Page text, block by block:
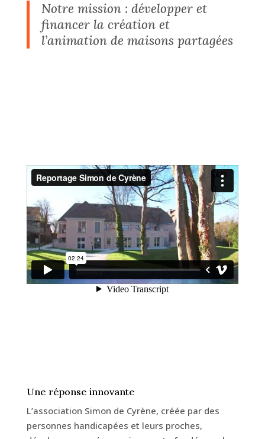
Notre mission : développer et
financer la création et
l’animation de maisons partagées
Une réponse innovante
L’association Simon de Cyrène, créée par des
personnes handicapées et leurs proches,